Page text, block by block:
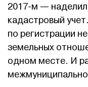
2017-м —
кадастровый
по регистрации
земельных
одном месте. И